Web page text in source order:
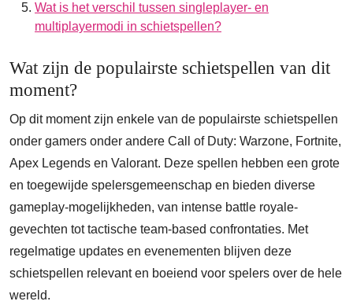
Wat is het verschil tussen singleplayer- en
multiplayermodi in schietspellen?
Wat zijn de populairste schietspellen van dit
moment?
Op dit moment zijn enkele van de populairste schietspellen
onder gamers onder andere Call of Duty: Warzone, Fortnite,
Apex Legends en Valorant. Deze spellen hebben een grote
en toegewijde spelersgemeenschap en bieden diverse
gameplay-mogelijkheden, van intense battle royale-
gevechten tot tactische team-based confrontaties. Met
regelmatige updates en evenementen blijven deze
schietspellen relevant en boeiend voor spelers over de hele
wereld.